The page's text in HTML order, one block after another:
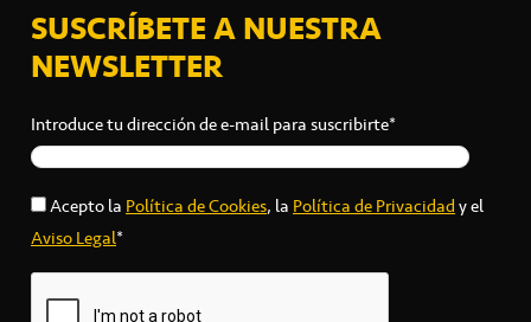
SUSCRÍBETE A NUESTRA
NEWSLETTER
Introduce tu dirección de e-mail para suscribirte*
Acepto laPolítica de Cookies, laPolítica de Privacidady el
Aviso Legal*